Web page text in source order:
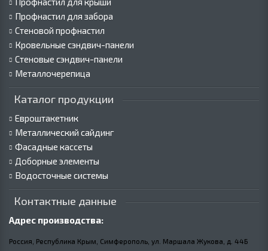
Профнастил для забора
Стеновой профнастил
Кровельные сэндвич-панели
Стеновые сэндвич-панели
Металлочерепица
Каталог продукции
Евроштакетник
Металлический сайдинг
Фасадные кассеты
Доборные элементы
Водосточные системы
Контактные данные
Адрес производства:
Россия, Республика Крым, Симферополь, ул. Маршала Жукова, д. 44Б